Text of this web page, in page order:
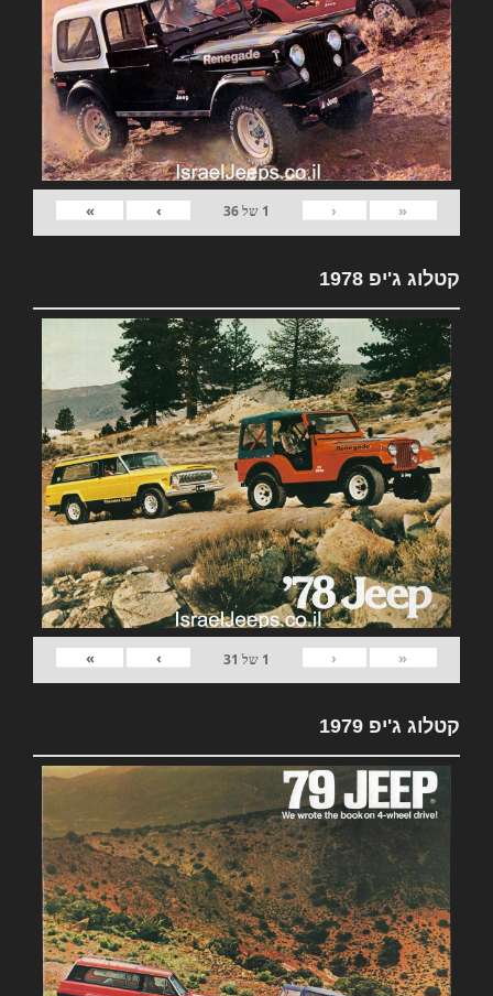
«
‹
1 של36
›
»
קטלוג ג'יפ 1978
«
‹
1 של 31
›
»
קטלוג ג'יפ 1979